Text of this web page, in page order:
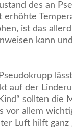
des an
erhöhte
ist das
kann
auf der
sollten die
vor allem
Luft hilft ganz